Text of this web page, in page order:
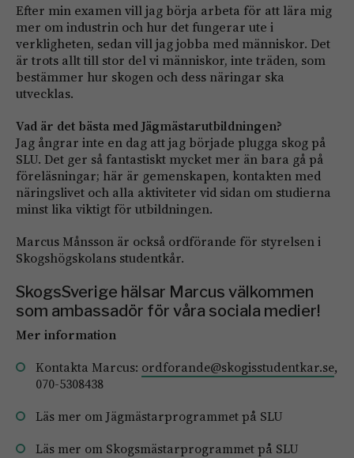
Efter min examen vill jag börja arbeta för att lära mig
mer om industrin och hur det fungerar ute i
verkligheten, sedan vill jag jobba med människor. Det
är trots allt till stor del vi människor, inte träden, som
bestämmer hur skogen och dess näringar ska
utvecklas.
Vad är det bästa med Jägmästarutbildningen?
Jag ångrar inte en dag att jag började plugga skog på
SLU. Det ger så fantastiskt mycket mer än bara gå på
föreläsningar; här är gemenskapen, kontakten med
näringslivet och alla aktiviteter vid sidan om studierna
minst lika viktigt för utbildningen.
Marcus Månsson är också ordförande för styrelsen i
Skogshögskolans studentkår.
SkogsSverige hälsar Marcus välkommen
som ambassadör för våra sociala medier!
Mer information
Kontakta Marcus: ordforande@skogisstudentkar.se,
070-5308438
Läs mer om Jägmästarprogrammet på SLU
Läs mer om Skogsmästarprogrammet på SLU